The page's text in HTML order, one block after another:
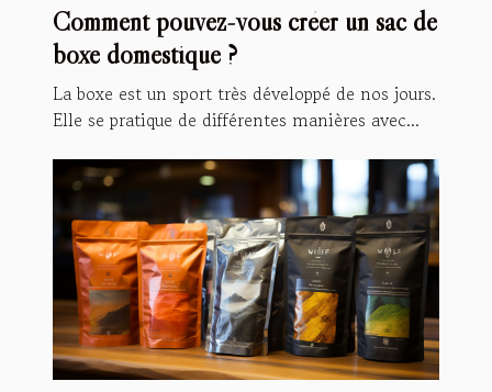
Comment pouvez-vous créer un sac de
boxe domestique ?
La boxe est un sport très développé de nos jours.
Elle se pratique de différentes manières avec...